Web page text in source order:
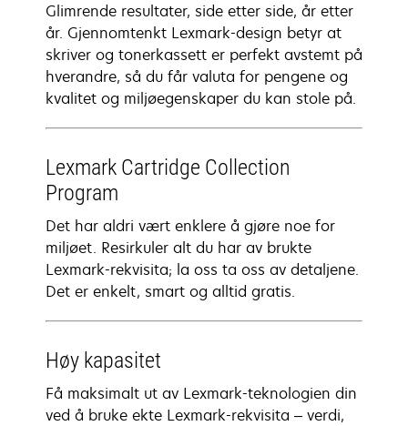
Glimrende resultater, side etter side, år etter
år. Gjennomtenkt Lexmark-design betyr at
skriver og tonerkassett er perfekt avstemt på
hverandre, så du får valuta for pengene og
kvalitet og miljøegenskaper du kan stole på.
Lexmark Cartridge Collection
Program
Det har aldri vært enklere å gjøre noe for
miljøet. Resirkuler alt du har av brukte
Lexmark-rekvisita; la oss ta oss av detaljene.
Det er enkelt, smart og alltid gratis.
Høy kapasitet
Få maksimalt ut av Lexmark-teknologien din
ved å bruke ekte Lexmark-rekvisita – verdi,